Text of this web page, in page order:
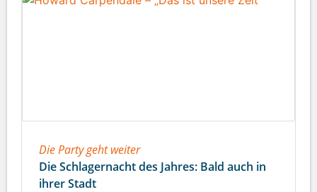
Die Party geht weiter
Die Schlagernacht des Jahres: Bald auch in
ihrer Stadt